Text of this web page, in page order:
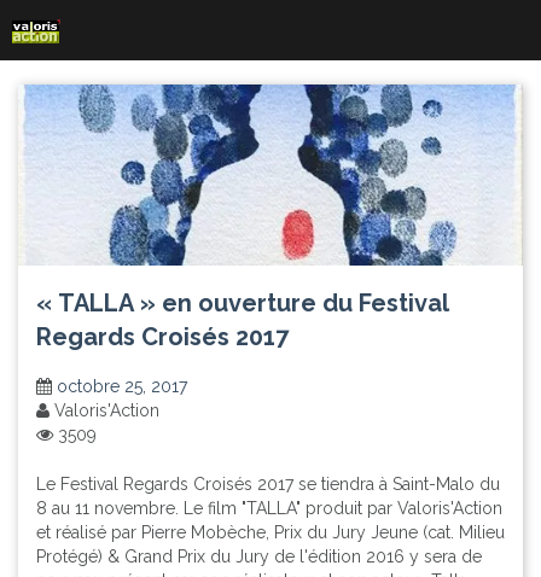
to
content
« TALLA » en ouverture du Festival
Regards Croisés 2017
octobre 25, 2017
Valoris'Action
3509
Le Festival Regards Croisés 2017 se tiendra à Saint-Malo du
8 au 11 novembre. Le film "TALLA" produit par Valoris'Action
et réalisé par Pierre Mobèche, Prix du Jury Jeune (cat. Milieu
Protégé) & Grand Prix du Jury de l'édition 2016 y sera de